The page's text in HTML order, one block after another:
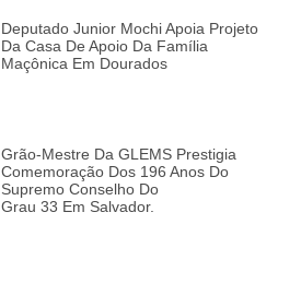
Deputado Junior Mochi Apoia Projeto
Da Casa De Apoio Da Família
Maçônica Em Dourados
Grão-Mestre Da GLEMS Prestigia
Comemoração Dos 196 Anos Do
Supremo Conselho Do
Grau 33 Em Salvador.